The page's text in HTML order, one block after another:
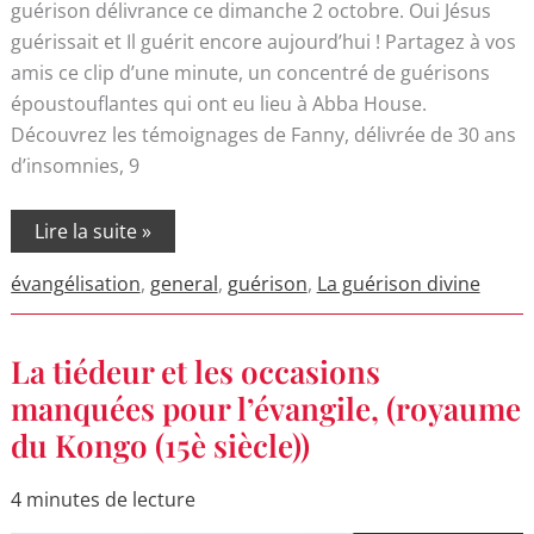
guérison délivrance ce dimanche 2 octobre. Oui Jésus
guérissait et Il guérit encore aujourd’hui ! Partagez à vos
amis ce clip d’une minute, un concentré de guérisons
époustouflantes qui ont eu lieu à Abba House.
Découvrez les témoignages de Fanny, délivrée de 30 ans
d’insomnies, 9
Lire la suite »
évangélisation, general, guérison, La guérison divine
La tiédeur et les occasions
manquées pour l’évangile, (royaume
du Kongo (15è siècle))
4 minutes de lecture
La
tiédeur
et
les
occasions
manquées
l’évangile,
(royaume